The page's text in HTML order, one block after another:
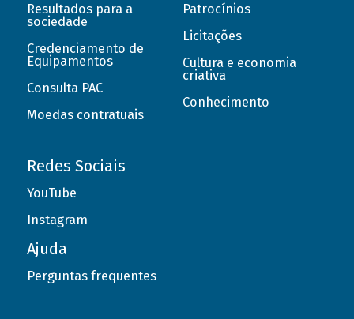
Resultados para a
sociedade
Credenciamento de
Equipamentos
Consulta PAC
Moedas contratuais
Patrocínios
Licitações
Cultura e economia
criativa
Conhecimento
Redes Sociais
YouTube
Instagram
Ajuda
Perguntas frequentes